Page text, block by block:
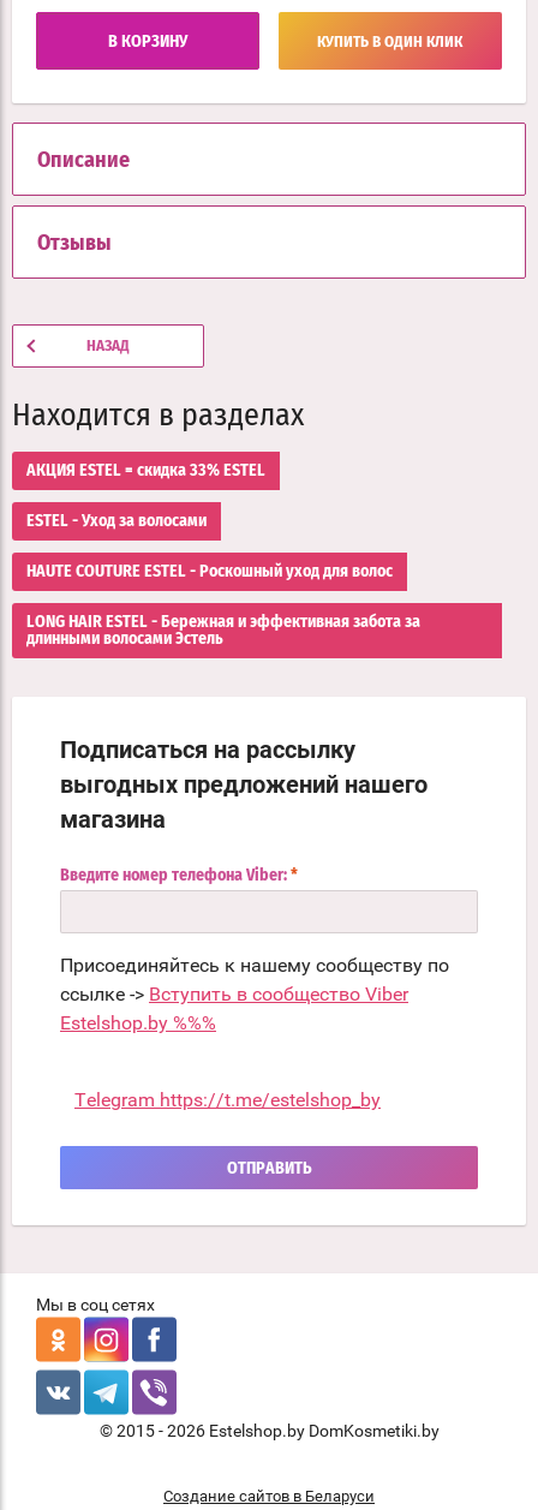
В КОРЗИНУ КУПИТЬ В ОДИН КЛИК
Описание
Отзывы
НАЗАД
Находится в разделах
АКЦИЯ ESTEL = скидка 33% ESTEL
ESTEL - Уход за волосами
HAUTE COUTURE ESTEL - Роскошный уход для волос
LONG HAIR ESTEL - Бережная и эффективная забота за
длинными волосами Эстель
Подписаться на рассылку
выгодных предложений нашего
магазина
Введите номер телефона Viber: *
Присоединяйтесь к нашему сообществу по
ссылке -> Вступить в сообщество Viber
Estelshop.by %%%
Telegram https://t.me/estelshop_by
ОТПРАВИТЬ
Мы в соц сетях
© 2015 - 2026 Estelshop.by DomKosmetiki.by
Создание сайтов в Беларуси